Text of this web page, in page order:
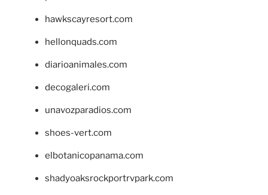
hawkscayresort.com
hellonquads.com
diarioanimales.com
decogaleri.com
unavozparadios.com
shoes-vert.com
elbotanicopanama.com
shadyoaksrockportrvpark.com